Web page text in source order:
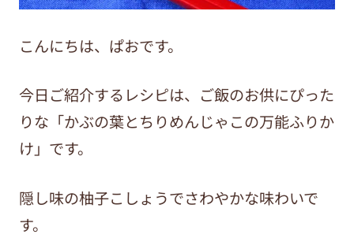
こんにちは、ぱおです。
今日ご紹介するレシピは、ご飯のお供にぴった
りな「かぶの葉とちりめんじゃこの万能ふりか
け」 です。
隠し味の柚子こしょうでさわやかな味わいで
す。